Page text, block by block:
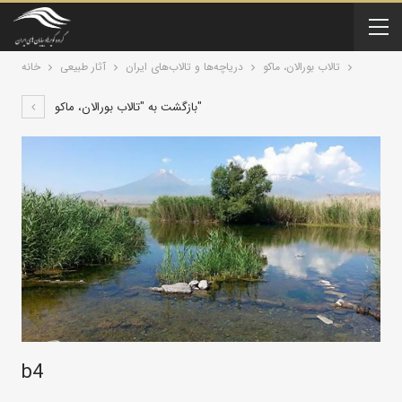
خانه آثار طبیعی درياچه‌‌ها و تالاب‌های ایران تالاب بورالان، ماکو
بازگشت به "تالاب بورالان، ماکو"
b4